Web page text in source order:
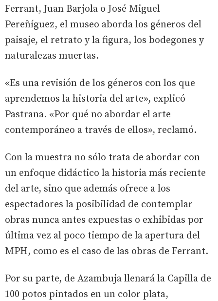
Ferrant, Juan Barjola o José Miguel
Pereñíguez, el museo aborda los géneros del
paisaje, el retrato y la figura, los bodegones y
naturalezas muertas.
«Es una revisión de los géneros con los que
aprendemos la historia del arte», explicó
Pastrana. «Por qué no abordar el arte
contemporáneo a través de ellos», reclamó.
Con la muestra no sólo trata de abordar con
un enfoque didáctico la historia más reciente
del arte, sino que además ofrece a los
espectadores la posibilidad de contemplar
obras nunca antes expuestas o exhibidas por
última vez al poco tiempo de la apertura del
MPH, como es el caso de las obras de Ferrant.
Por su parte, de Azambuja llenará la Capilla de
100 potos pintados en un color plata,